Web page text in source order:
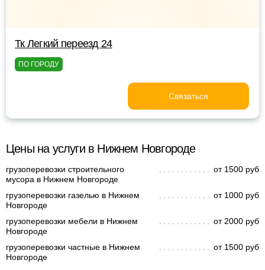
Тк Легкий переезд 24
ПО ГОРОДУ
Связаться
Цены на услуги в Нижнем Новгороде
грузоперевозки строительного
мусора в Нижнем Новгороде
от 1500 руб
грузоперевозки газелью в Нижнем
Новгороде
от 1000 руб
грузоперевозки мебели в Нижнем
Новгороде
от 2000 руб
грузоперевозки частные в Нижнем
Новгороде
от 1500 руб